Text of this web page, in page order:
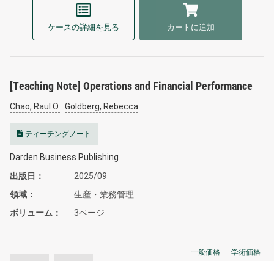
ケースの詳細を見る カートに追加
[Teaching Note] Operations and Financial Performance
Chao, Raul O. Goldberg, Rebecca
ティーチングノート
Darden Business Publishing
出版日
2025/09
領域
生産・業務管理
ボリューム
3ページ